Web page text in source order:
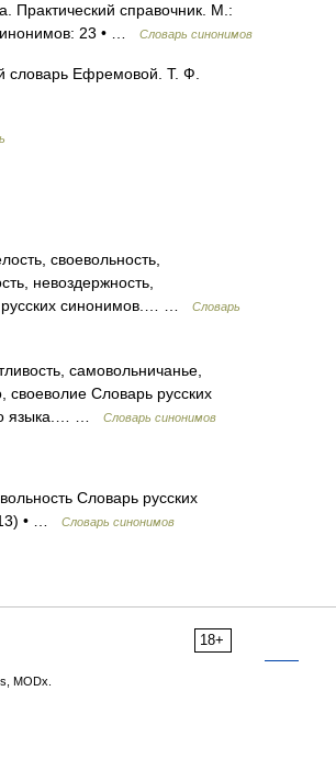
Практический справочник. М.:
23 • …
Словарь синонимов
словарь Ефремовой. Т. Ф.
своевольность,
невоздержность,
русских синонимов.… …
Словарь
самовольничанье,
своеволие Словарь русских
языка.… …
Словарь синонимов
Словарь русских
• …
Словарь синонимов
18+
MODx.